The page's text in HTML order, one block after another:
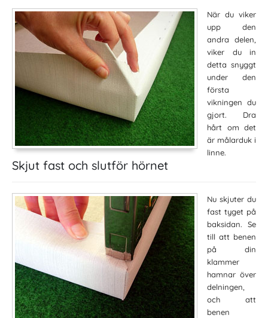
När du viker
upp den
andra delen,
viker du in
detta snyggt
under den
första
vikningen du
gjort. Dra
hårt om det
är målarduk i
linne.
Skjut fast och slutför hörnet
Nu skjuter du
fast tyget på
baksidan. Se
till att benen
på din
klammer
hamnar över
delningen,
och att
benen